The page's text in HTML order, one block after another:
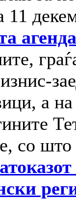
11
а
со што